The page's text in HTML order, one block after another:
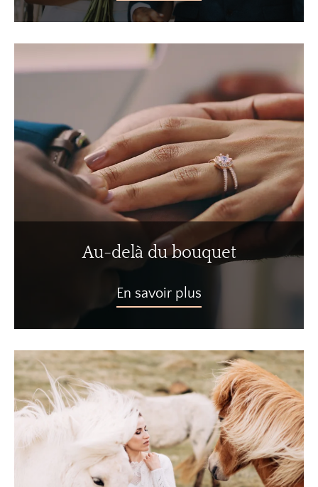
Au-delà du bouquet
En savoir plus